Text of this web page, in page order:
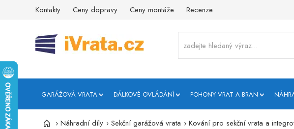
Kontakty Ceny dopravy Ceny montáže Recenze
GARÁŽOVÁ VRATA DÁLKOVÉ OVLÁDÁNÍ POHONY VRAT A BRAN
› Náhradní díly › Sekční garážová vrata › Kování pro sekční vrata a